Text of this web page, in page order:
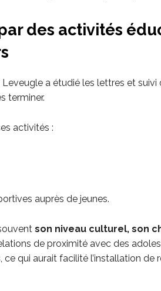
des activités
Leveugle a étudié les lettres et
terminer.
activités :
auprès de jeunes.
son niveau culturel, son
de proximité avec des
, ce qui aurait facilité l’installation de